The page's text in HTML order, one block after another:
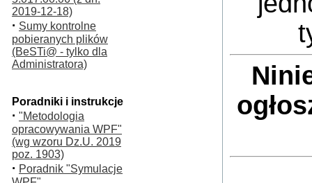
2019-12-18)
· Sumy kontrolne
pobieranych plików
(BeSTi@ - tylko dla
Administratora)
Poradniki i instrukcje
· "Metodologia
opracowywania WPF"
(wg wzoru Dz.U. 2019
poz. 1903)
· Poradnik "Symulacje